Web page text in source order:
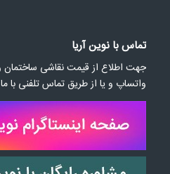
تماس با نوین آریا
جهت اطلاع از قیمت نقاشی ساختمان
واتساپ و یا از طریق تماس تلفنی با ما